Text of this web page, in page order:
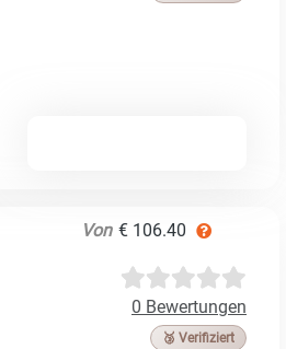
Von € 106.40
0 Bewertungen
🥉 Verifiziert